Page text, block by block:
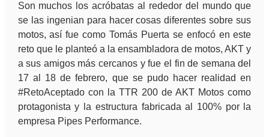
Son muchos los acróbatas al rededor del mundo que
se las ingenian para hacer cosas diferentes sobre sus
motos, así fue como Tomás Puerta se enfocó en este
reto que le planteó a la ensambladora de motos, AKT y
a sus amigos más cercanos y fue el fin de semana del
17 al 18 de febrero, que se pudo hacer realidad en
#RetoAceptado con la TTR 200 de AKT Motos como
protagonista y la estructura fabricada al 100% por la
empresa Pipes Performance.